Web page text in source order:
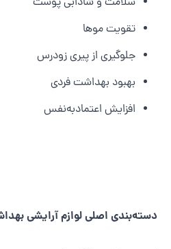
تقویت موها
جلوگیری از پیری زودرس
بهبود بهداشت فردی
افزایش اعتمادبه‌نفس
اصلی لوازم آرایشی بهداشتی